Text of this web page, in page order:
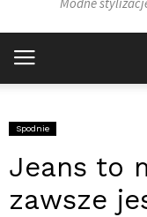
Spodnie
Jeans to
zawsze